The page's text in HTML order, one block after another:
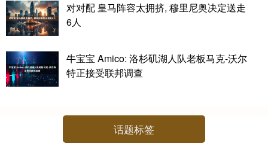
对对配 皇马阵容太拥挤, 穆里尼奥决定送走
6人
牛宝宝 Amico: 洛杉矶湖人队老板马克-沃尔
特正接受联邦调查
话题标签